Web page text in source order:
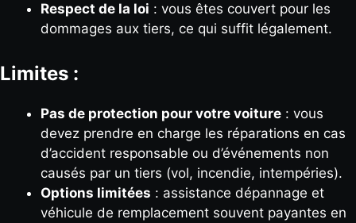
Respect de la loi : vous êtes couvert pour les
dommages aux tiers, ce qui suffit légalement.
Limites :
Pas de protection pour votre voiture : vous
devez prendre en charge les réparations en cas
d’accident responsable ou d’événements non
causés par un tiers (vol, incendie, intempéries).
Options limitées : assistance dépannage et
véhicule de remplacement souvent payantes en